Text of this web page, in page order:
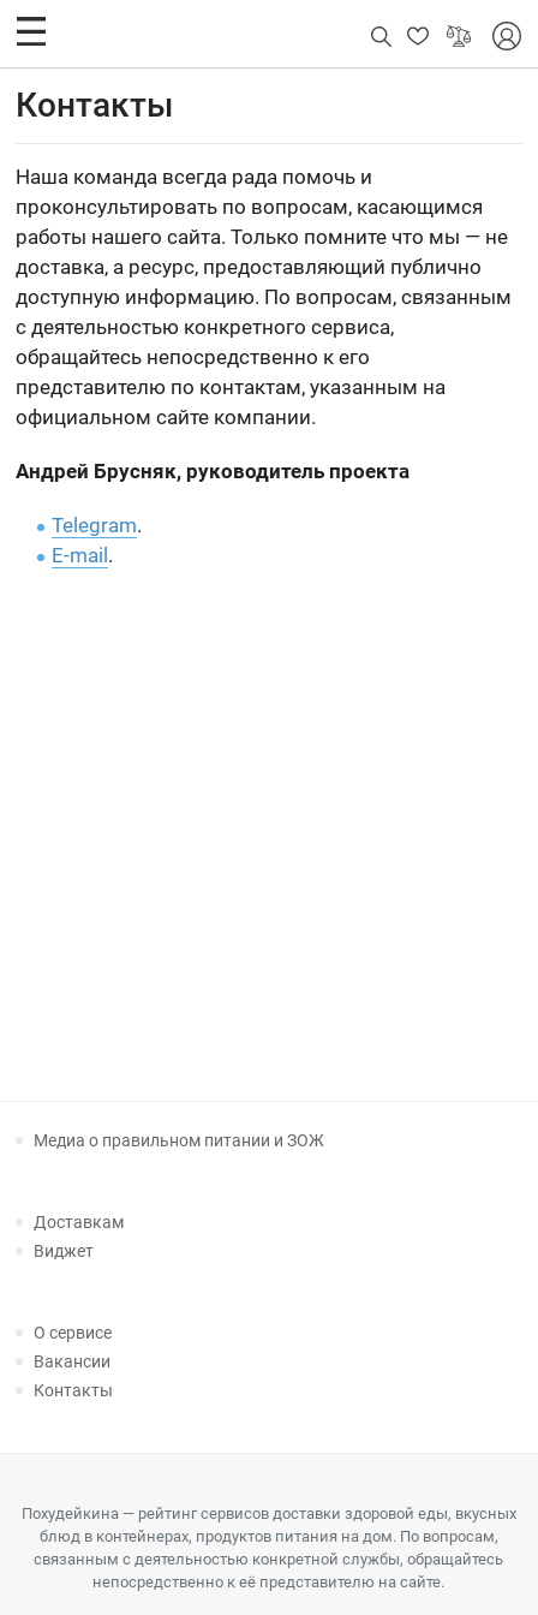
Контакты
Наша команда всегда рада помочь и
проконсультировать по вопросам, касающимся
работы нашего сайта. Только помните что мы — не
доставка, а ресурс, предоставляющий публично
доступную информацию. По вопросам, связанным
с деятельностью конкретного сервиса,
обращайтесь непосредственно к его
представителю по контактам, указанным на
официальном сайте компании.
Андрей Брусняк, руководитель проекта
Telegram.
E-mail .
Медиа о правильном питании и ЗОЖ
Доставкам
Виджет
О сервисе
Вакансии
Контакты
Похудейкина — рейтинг сервисов доставки здоровой еды, вкусных
блюд в контейнерах, продуктов питания на дом. По вопросам,
связанным с деятельностью конкретной службы, обращайтесь
непосредственно к её представителю на сайте.